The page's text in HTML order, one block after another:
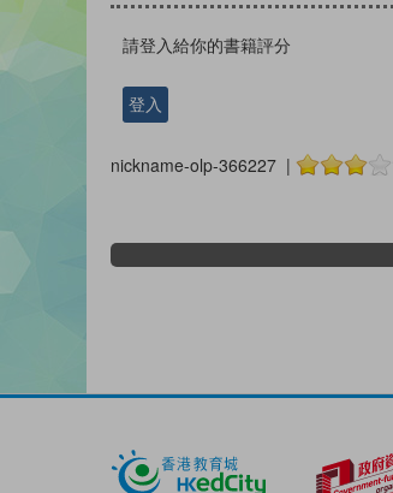
請登入給你的書籍評分
登入
nickname-olp-366227 |